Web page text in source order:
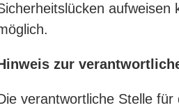
zur
verantwortliche Stelle